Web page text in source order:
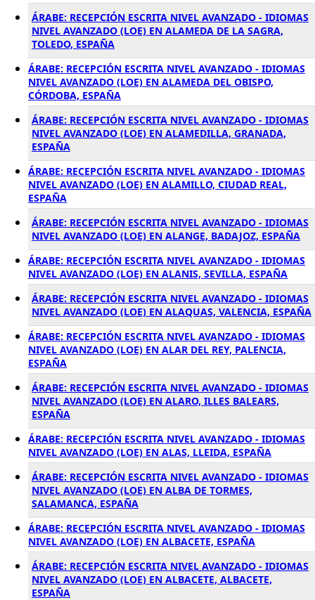
ÁRABE: RECEPCIÓN ESCRITA NIVEL AVANZADO - IDIOMAS
NIVEL AVANZADO (LOE) EN ALAMEDA DE LA SAGRA,
TOLEDO, ESPAÑA
ÁRABE: RECEPCIÓN ESCRITA NIVEL AVANZADO - IDIOMAS
NIVEL AVANZADO (LOE) EN ALAMEDA DEL OBISPO,
CÓRDOBA, ESPAÑA
ÁRABE: RECEPCIÓN ESCRITA NIVEL AVANZADO - IDIOMAS
NIVEL AVANZADO (LOE) EN ALAMEDILLA, GRANADA,
ESPAÑA
ÁRABE: RECEPCIÓN ESCRITA NIVEL AVANZADO - IDIOMAS
NIVEL AVANZADO (LOE) EN ALAMILLO, CIUDAD REAL,
ESPAÑA
ÁRABE: RECEPCIÓN ESCRITA NIVEL AVANZADO - IDIOMAS
NIVEL AVANZADO (LOE) EN ALANGE, BADAJOZ, ESPAÑA
ÁRABE: RECEPCIÓN ESCRITA NIVEL AVANZADO - IDIOMAS
NIVEL AVANZADO (LOE) EN ALANIS, SEVILLA, ESPAÑA
ÁRABE: RECEPCIÓN ESCRITA NIVEL AVANZADO - IDIOMAS
NIVEL AVANZADO (LOE) EN ALAQUAS, VALENCIA, ESPAÑA
ÁRABE: RECEPCIÓN ESCRITA NIVEL AVANZADO - IDIOMAS
NIVEL AVANZADO (LOE) EN ALAR DEL REY, PALENCIA,
ESPAÑA
ÁRABE: RECEPCIÓN ESCRITA NIVEL AVANZADO - IDIOMAS
NIVEL AVANZADO (LOE) EN ALARO, ILLES BALEARS,
ESPAÑA
ÁRABE: RECEPCIÓN ESCRITA NIVEL AVANZADO - IDIOMAS
NIVEL AVANZADO (LOE) EN ALAS, LLEIDA, ESPAÑA
ÁRABE: RECEPCIÓN ESCRITA NIVEL AVANZADO - IDIOMAS
NIVEL AVANZADO (LOE) EN ALBA DE TORMES,
SALAMANCA, ESPAÑA
ÁRABE: RECEPCIÓN ESCRITA NIVEL AVANZADO - IDIOMAS
NIVEL AVANZADO (LOE) EN ALBACETE, ESPAÑA
ÁRABE: RECEPCIÓN ESCRITA NIVEL AVANZADO - IDIOMAS
NIVEL AVANZADO (LOE) EN ALBACETE, ALBACETE,
ESPAÑA